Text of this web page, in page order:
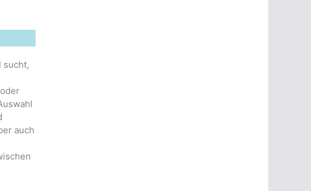
sucht,
auch